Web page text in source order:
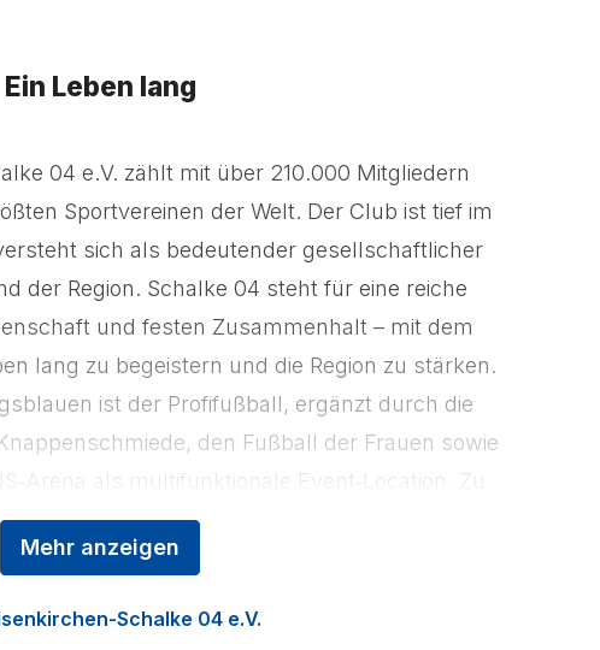
Ein Leben lang
Mehr anzeigen
04 e.V. zählt mit über 210.000 Mitgliedern
Sportvereinen der Welt. Der Club ist tief im
sich als bedeutender gesellschaftlicher
der Region. Schalke 04 steht für eine reiche
und festen Zusammenhalt – mit dem
lang zu begeistern und die Region zu stärken.
ist der Profifußball, ergänzt durch die
den Fußball der Frauen sowie
als multifunktionale Event‑Location. Zu
jährlich über eine Million Fußballfans in die
VELTINS‑Arena.
Schalke 04 e.V.